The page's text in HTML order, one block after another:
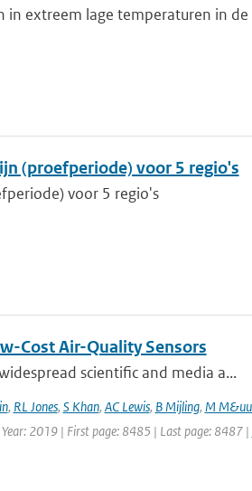
in extreem lage temperaturen in de
(proefperiode) voor 5 regio's
voor 5 regio's
Cost Air-Quality Sensors
scientific and media a...
, RL Jones, S Khan, AC Lewis, B Mijling, M
2019 | First page: 8485 | Last page: 8487 |